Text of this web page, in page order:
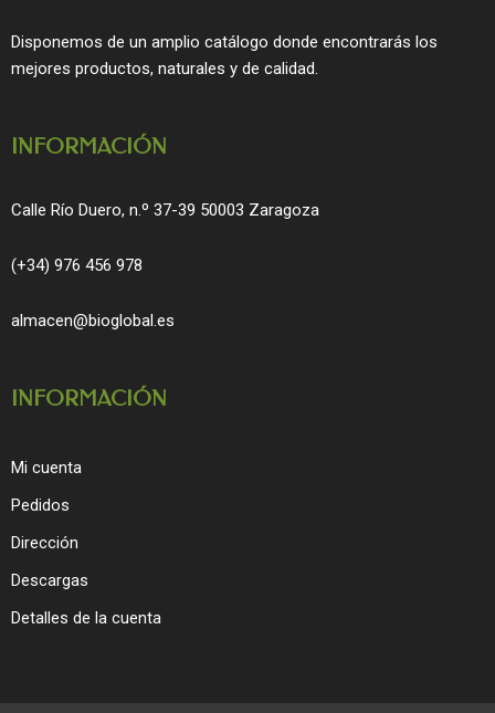
o
o
g
r
Disponemos de un amplio catálogo donde encontrarás los
mejores productos, naturales y de calidad.
INFORMACIÓN
Calle Río Duero, n.º 37-39 50003 Zaragoza
(+34) 976 456 978
almacen@bioglobal.es
INFORMACIÓN
Mi cuenta
Pedidos
Dirección
Descargas
Detalles de la cuenta